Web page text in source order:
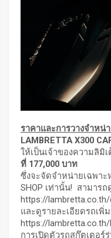
ราคาและการวางจำหน่
LAMBRETTA X300
ให้เป็นเจ้าของความลิมิ
ที่ 177,000 บาท
ซึ่งจะจัดจำหน่ายเฉพาะ
SHOP เท่านั้น! สามาร
https://lambretta.co.th/
และดูรายละเอียดรถเพิ่
https://
การเปิดตัวรถสกู๊ตเตอร์